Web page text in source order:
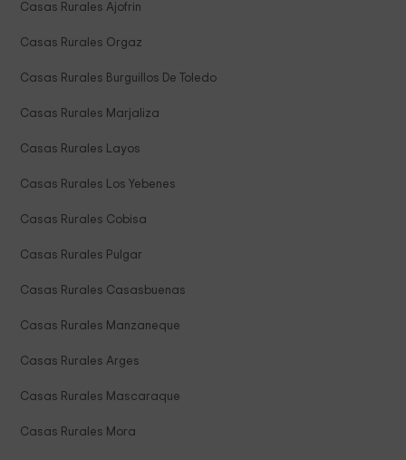
Casas Rurales Ajofrin
Casas Rurales Orgaz
Casas Rurales Burguillos De Toledo
Casas Rurales Marjaliza
Casas Rurales Layos
Casas Rurales Los Yebenes
Casas Rurales Cobisa
Casas Rurales Pulgar
Casas Rurales Casasbuenas
Casas Rurales Manzaneque
Casas Rurales Arges
Casas Rurales Mascaraque
Casas Rurales Mora